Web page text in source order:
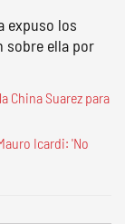
expuso los
sobre ella por
China Suarez para
Icardi: 'No